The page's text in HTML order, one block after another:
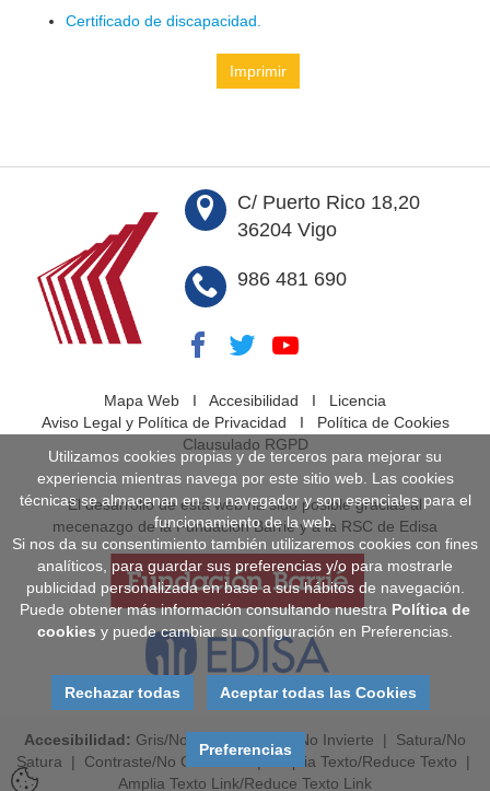
Certificado de discapacidad.
Imprimir
C/ Puerto Rico 18,20
36204 Vigo
986 481 690
Mapa Web I Accesibilidad I Licencia
Aviso Legal y Política de Privacidad I Política de Cookies
Clausulado RGPD
El desarrollo de esta web ha sido posible gracias al
mecenazgo de la Fundación Barrié y a la RSC de Edisa
Accesibilidad: Gris/No Gris No Invierte | Satura/No
Satura | Contraste/No Contraste Amplia Texto/Reduce Texto |
Amplia Texto Link/Reduce Texto Link
Utilizamos cookies propias y de terceros para mejorar su
experiencia mientras navega por este sitio web. Las cookies
técnicas se almacenan en su navegador y son esenciales para el
funcionamiento de la web.
Si nos da su consentimiento también utilizaremos cookies con fines
analíticos, para guardar sus preferencias y/o para mostrarle
publicidad personalizada en base a sus hábitos de navegación.
Puede obtener más información consultando nuestra Política de
cookies y puede cambiar su configuración en Preferencias.
Rechazar todas Aceptar todas las Cookies
Preferencias